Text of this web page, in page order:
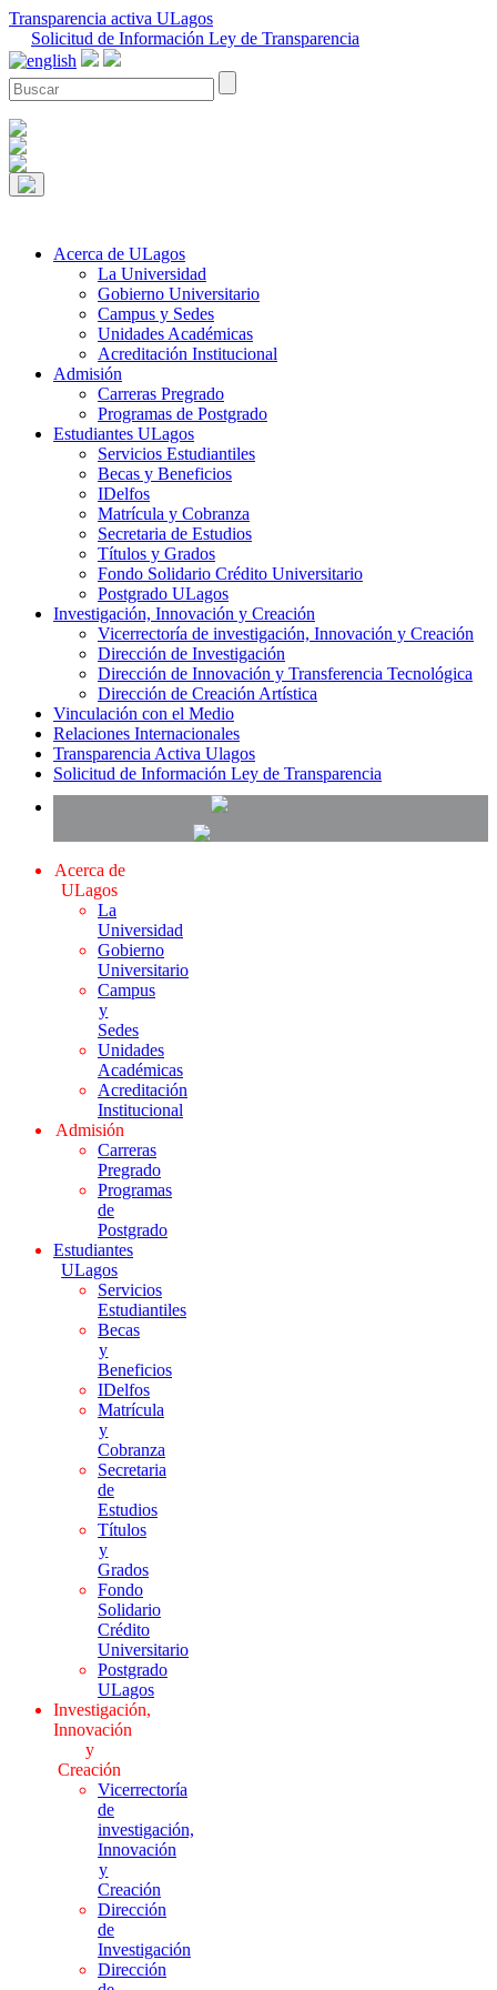
Transparencia activa ULagos
Solicitud de Información Ley de Transparencia
Acerca de ULagos
La Universidad
Gobierno Universitario
Campus y Sedes
Unidades Académicas
Acreditación Institucional
Admisión
Carreras Pregrado
Programas de Postgrado
Estudiantes ULagos
Servicios Estudiantiles
Becas y Beneficios
IDelfos
Matrícula y Cobranza
Secretaria de Estudios
Títulos y Grados
Fondo Solidario Crédito Universitario
Postgrado ULagos
Investigación, Innovación y Creación
Vicerrectoría de investigación, Innovación y Creación
Dirección de Investigación
Dirección de Innovación y Transferencia Tecnológica
Dirección de Creación Artística
Vinculación con el Medio
Relaciones Internacionales
Transparencia Activa Ulagos
Solicitud de Información Ley de Transparencia
Acerca de
ULagos
La
Universidad
Gobierno
Universitario
Campus
y
Sedes
Unidades
Académicas
Acreditación
Institucional
Admisión
Carreras
Pregrado
Programas
de
Postgrado
Estudiantes
ULagos
Servicios
Estudiantiles
Becas
y
Beneficios
IDelfos
Matrícula
y
Cobranza
Secretaria
de
Estudios
Títulos
y
Grados
Fondo
Solidario
Crédito
Universitario
Postgrado
ULagos
Investigación,
Innovación
y
Creación
Vicerrectoría
de
investigación,
Innovación
y
Creación
Dirección
de
Investigación
Dirección